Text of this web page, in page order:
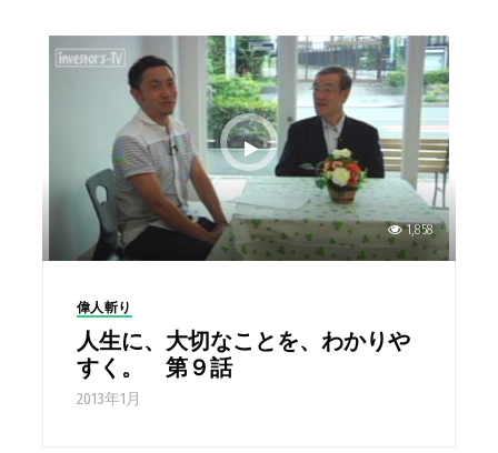
1,858
偉人斬り
人生に、大切なことを、わかりや
すく。 第９話
2013年1月